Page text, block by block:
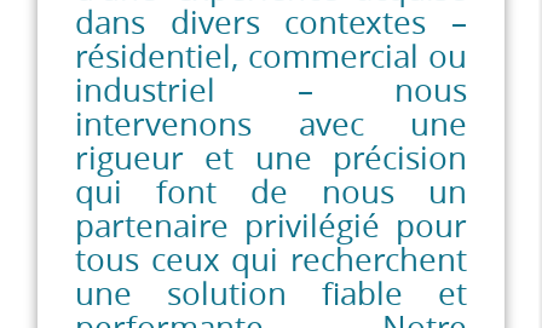
dans divers contextes –
résidentiel, commercial ou
industriel – nous
intervenons avec une
rigueur et une précision
qui font de nous un
partenaire privilégié pour
tous ceux qui recherchent
une solution fiable et